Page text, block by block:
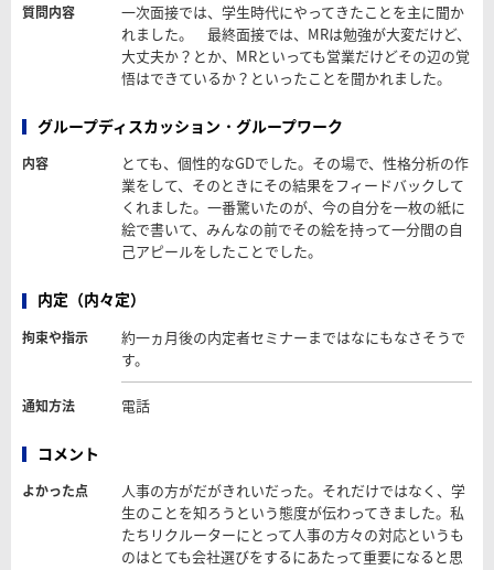
質問内容
一次面接では、学生時代にやってきたことを主に聞か
れました。 最終面接では、MRは勉強が大変だけど、
大丈夫か？とか、MRといっても営業だけどその辺の覚
悟はできているか？といったことを聞かれました。
グループディスカッション・グループワーク
内容
とても、個性的なGDでした。その場で、性格分析の作
業をして、そのときにその結果をフィードバックして
くれました。一番驚いたのが、今の自分を一枚の紙に
絵で書いて、みんなの前でその絵を持って一分間の自
己アピールをしたことでした。
内定（内々定）
拘束や指示
約一ヵ月後の内定者セミナーまではなにもなさそうで
す。
通知方法 電話
コメント
よかった点
人事の方がだがきれいだった。それだけではなく、学
生のことを知ろうという態度が伝わってきました。私
たちリクルーターにとって人事の方々の対応というも
のはとても会社選びをするにあたって重要になると思